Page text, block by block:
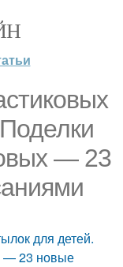
— 23
для детей.
— 23 новые